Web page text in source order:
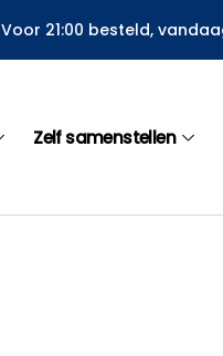
Voor 21:00 besteld,
Zelf samenstellen